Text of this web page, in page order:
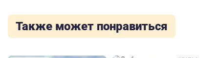
Также может понравиться